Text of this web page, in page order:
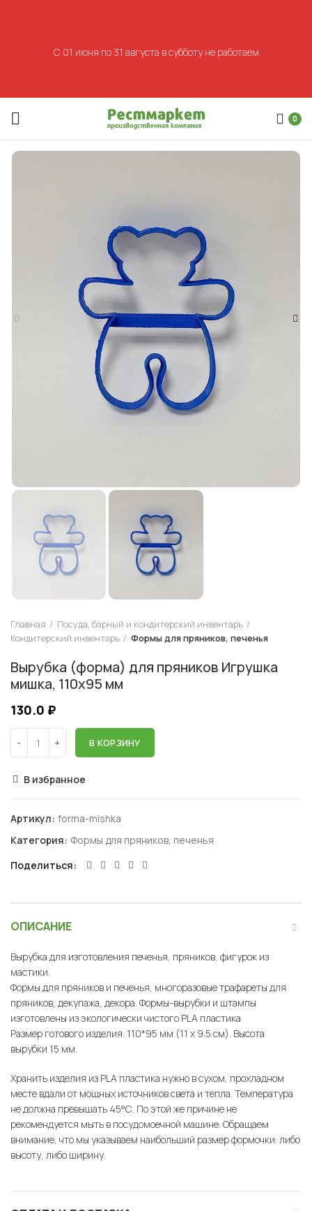
0
Главная
Посуда, барный и кондитерский инвентарь
Кондитерский инвентарь
Формы для пряников, печенья
Вырубка (форма) для пряников Игрушка
мишка, 110х95 мм
130.0 ₽
В КОРЗИНУ
В избранное
Артикул: forma-mishka
Категория: Формы для пряников, печенья
Поделиться
ОПИСАНИЕ
Вырубка для изготовления печенья, пряников, фигурок из
мастики.
Формы для пряников и печенья, многоразовые трафареты для
пряников, декупажа, декора. Формы-вырубки и штампы
изготовлены из экологически чистого PLA пластика
Размер готового изделия: 110*95 мм (11 х 9.5 см). Высота
вырубки 15 мм.
Хранить изделия из PLA пластика нужно в сухом, прохладном
месте вдали от мощных источников света и тепла. Температура
не должна превышать 45°С. По этой же причине не
рекомендуется мыть в посудомоечной машине. Обращаем
внимание, что мы указываем наибольший размер формочки: либо
высоту, либо ширину.
С 01 июня по 31 августа в субботу не работаем